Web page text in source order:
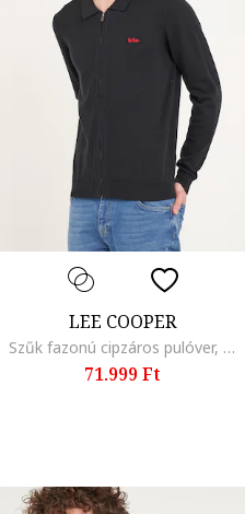
LEE COOPER
Szűk fazonú cipzáros pulóver, Fekete
71.999 Ft